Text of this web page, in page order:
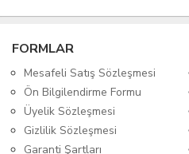
FORMLAR
Mesafeli Satış Sözleşmesi
Ön Bilgilendirme Formu
Üyelik Sözleşmesi
Gizlilik Sözleşmesi
Garanti Şartları